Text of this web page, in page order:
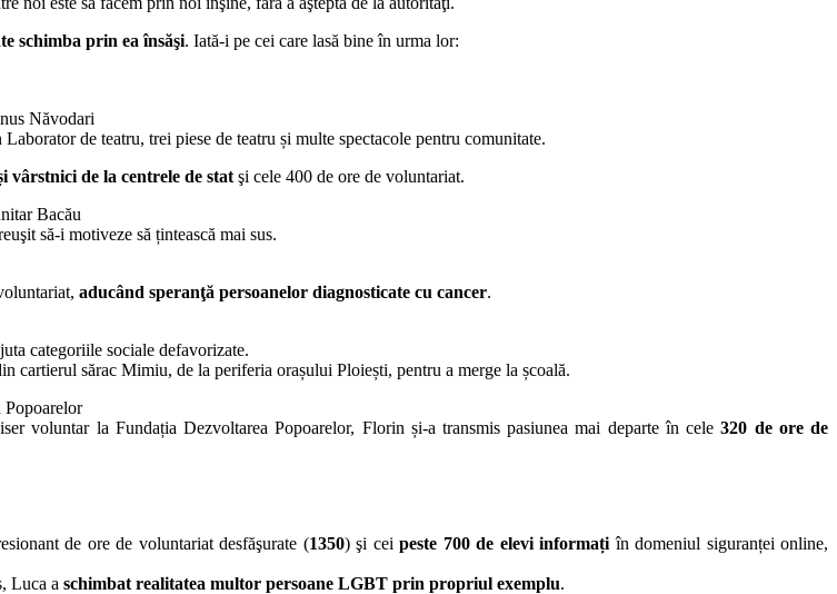
schimba prin ea însăşi. Iată-i pe cei care lasă bine în urma lor:
Năvodari
de teatru, trei piese de teatru și multe spectacole pentru comunitate.
vârstnici de la centrele de stat şi cele 400 de ore de voluntariat.
Bacău
să-i motiveze să țintească mai sus.
aducând speranţă persoanelor diagnosticate cu cancer.
categoriile sociale defavorizate.
sărac Mimiu, de la periferia orașului Ploiești, pentru a merge la școală.
Popoarelor
voluntar la Fundația Dezvoltarea Popoarelor, Florin și-a transmis pasiunea mai departe în cele320 de ore de
de ore de voluntariat desfăşurate (1350) şi ceipeste 700 de elevi informați în domeniul siguranței online,
Luca a schimbat realitatea multor persoane LGBT prin propriul exemplu.